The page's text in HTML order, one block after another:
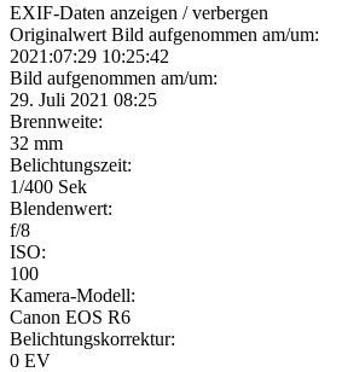
EXIF-Daten anzeigen / verbergen
Originalwert Bild aufgenommen am/um:
2021:07:29 10:25:42
Bild aufgenommen am/um:
29. Juli 2021 08:25
Brennweite:
32 mm
Belichtungszeit:
1/400 Sek
Blendenwert:
f/8
ISO:
100
Kamera-Modell:
Canon EOS R6
Belichtungskorrektur:
0 EV